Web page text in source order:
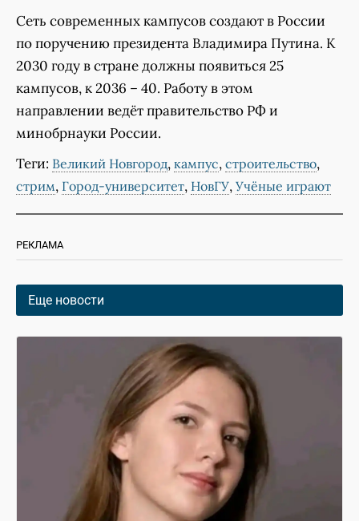
Сеть современных кампусов создают в России
по поручению президента Владимира Путина. К
2030 году в стране должны появиться 25
кампусов, к 2036 – 40. Работу в этом
направлении ведёт правительство РФ и
минобрнауки России.
Теги: Великий Новгород, кампус, строительство,
стрим, Город-университет, НовГУ, Учёные играют
РЕКЛАМА
Еще новости